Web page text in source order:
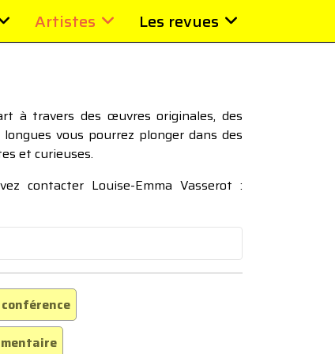
Artistes Les revues
à travers des œuvres originales, des
vous pourrez plonger dans des
et curieuses.
contacter Louise-Emma Vasserot :